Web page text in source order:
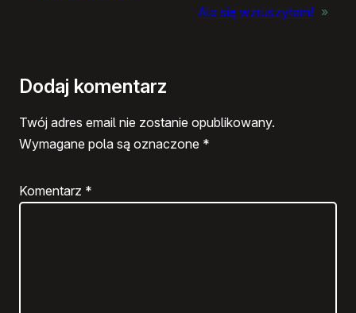
Ale się wzruszyłem! »
Dodaj komentarz
Twój adres email nie zostanie opublikowany.
Wymagane pola są oznaczone *
Komentarz *